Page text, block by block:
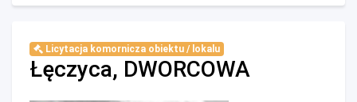
Licytacja komornicza obiektu / lokalu
Łęczyca, DWORCOWA